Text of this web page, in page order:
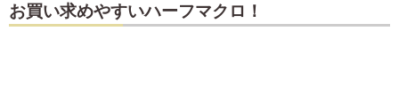
お買い求めやすいハーフマクロ！